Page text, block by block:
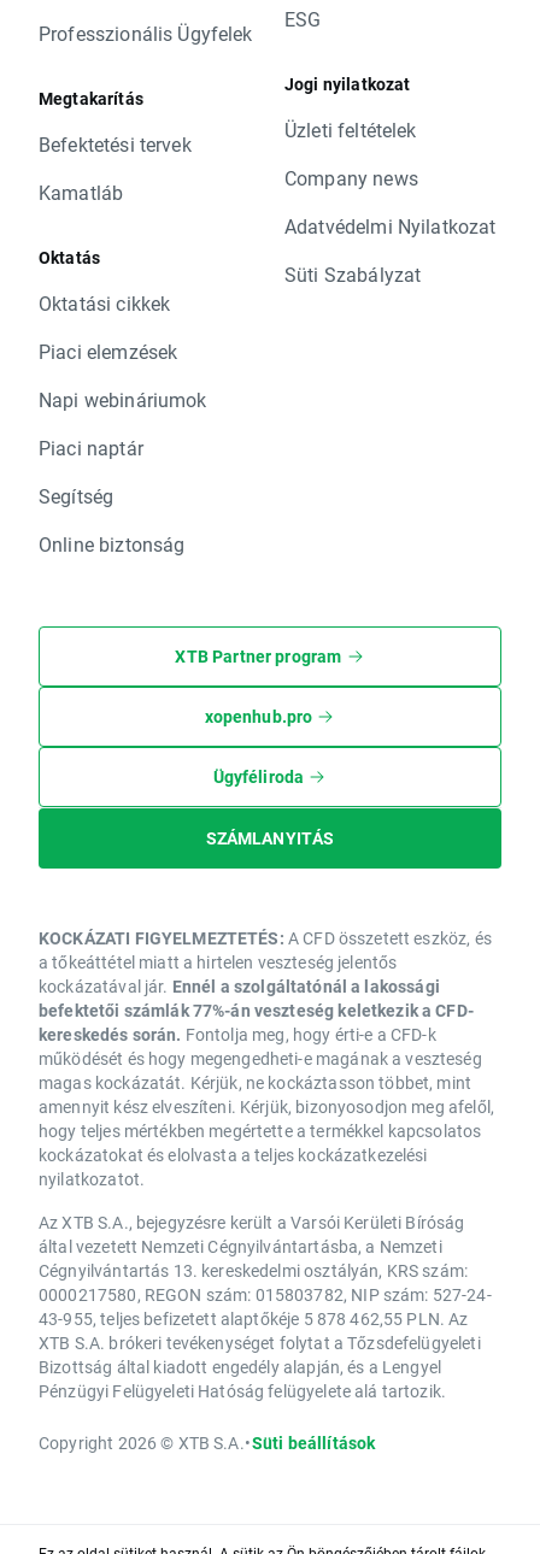
Professzionális Ügyfelek
Megtakarítás
Befektetési tervek
Kamatláb
Oktatás
Oktatási cikkek
Piaci elemzések
Napi webináriumok
Piaci naptár
Segítség
Online biztonság
ESG
Jogi nyilatkozat
Üzleti feltételek
Company news
Adatvédelmi Nyilatkozat
Süti Szabályzat
XTB Partner program
xopenhub.pro
Ügyféliroda
SZÁMLANYITÁS
KOCKÁZATI FIGYELMEZTETÉS: A CFD összetett eszköz, és
a tőkeáttétel miatt a hirtelen veszteség jelentős
kockázatával jár. Ennél a szolgáltatónál a lakossági
befektetői számlák 77%-án veszteség keletkezik a CFD-
kereskedés során. Fontolja meg, hogy érti-e a CFD-k
működését és hogy megengedheti-e magának a veszteség
magas kockázatát. Kérjük, ne kockáztasson többet, mint
amennyit kész elveszíteni. Kérjük, bizonyosodjon meg afelől,
hogy teljes mértékben megértette a termékkel kapcsolatos
kockázatokat és elolvasta a teljes kockázatkezelési
nyilatkozatot.
Az XTB S.A., bejegyzésre került a Varsói Kerületi Bíróság
által vezetett Nemzeti Cégnyilvántartásba, a Nemzeti
Cégnyilvántartás 13. kereskedelmi osztályán, KRS szám:
0000217580, REGON szám: 015803782, NIP szám: 527-24-
43-955, teljes befizetett alaptőkéje 5 878 462,55 PLN. Az
XTB S.A. brókeri tevékenységet folytat a Tőzsdefelügyeleti
Bizottság által kiadott engedély alapján, és a Lengyel
Pénzügyi Felügyeleti Hatóság felügyelete alá tartozik.
Copyright 2026 © XTB S.A.•Süti beállítások